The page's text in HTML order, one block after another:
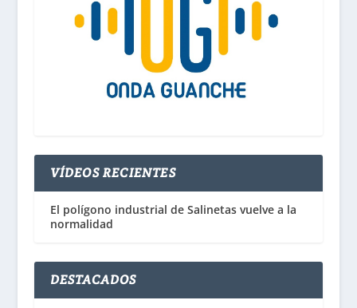
VÍDEOS RECIENTES
El polígono industrial de Salinetas vuelve a la
normalidad
DESTACADOS